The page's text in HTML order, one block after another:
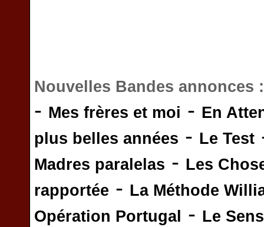
Nouvelles Bandes annonces
- Mes frères et moi - En
plus belles années - Le Test
Madres paralelas - Les
rapportée - La Méthode
Opération Portugal
- Le